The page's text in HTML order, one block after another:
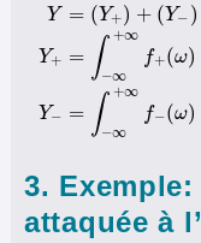
Y
Y+
Y−
= (Y+) + (Y− )
= ∫ +∞
−∞
f+(ω)
= ∫ +∞
−∞
f−(ω)
( +(Y−) + =∫ − +
3.
attaquée à